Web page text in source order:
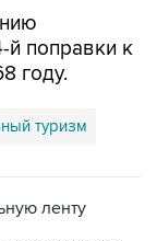
й поправки к
году.
туризм
ленту